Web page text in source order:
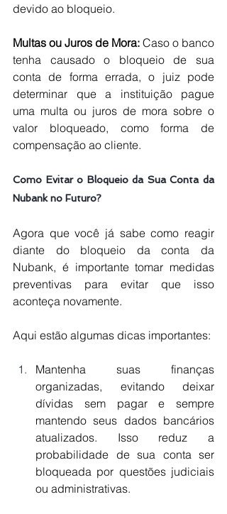
devido ao bloqueio.
Multas ou Juros de Mora: Caso o banco
tenha causado o bloqueio de sua
conta de forma errada, o juiz pode
determinar que a instituição pague
uma multa ou juros de mora sobre o
valor bloqueado, como forma de
compensação ao cliente.
Como Evitar o Bloqueio da Sua Conta da
Nubank no Futuro?
Agora que você já sabe como reagir
diante do bloqueio da conta da
Nubank, é importante tomar medidas
preventivas para evitar que isso
aconteça novamente.
Aqui estão algumas dicas importantes:
Mantenha suas finanças
organizadas, evitando deixar
dívidas sem pagar e sempre
mantendo seus dados bancários
atualizados. Isso reduz a
probabilidade de sua conta ser
bloqueada por questões judiciais
ou administrativas.